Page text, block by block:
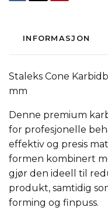
INFORMASJON
Staleks Cone
mm
Denne premium
for profesjonelle
effektiv og presis
formen kombinert
gjør den ideell til
produkt, samtidig
forming og finpuss.